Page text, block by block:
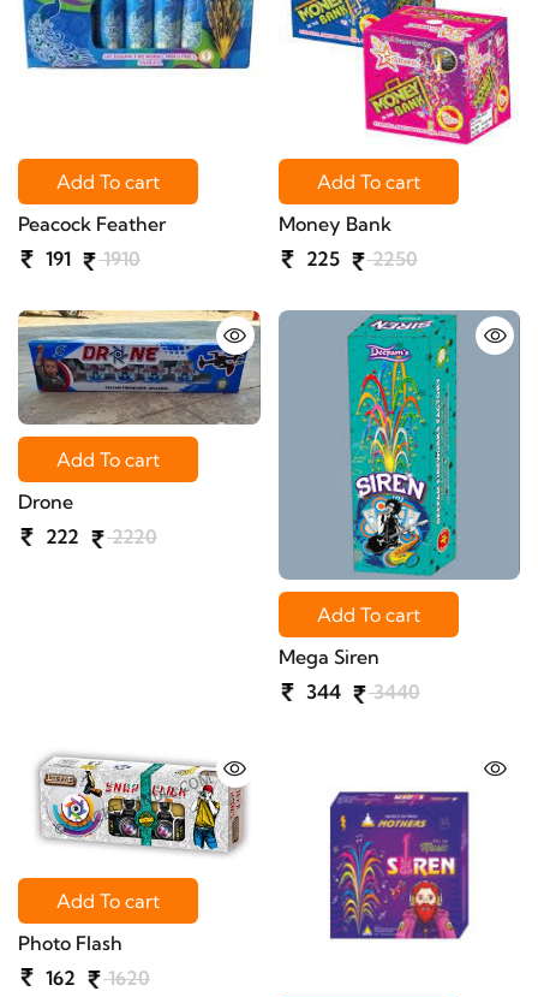
Add To cart
Peacock Feather
191
1910
Add To cart
Money Bank
225
2250
Add To cart
Drone
222
2220
Add To cart
Mega Siren
344
3440
Add To cart
Photo Flash
162
1620